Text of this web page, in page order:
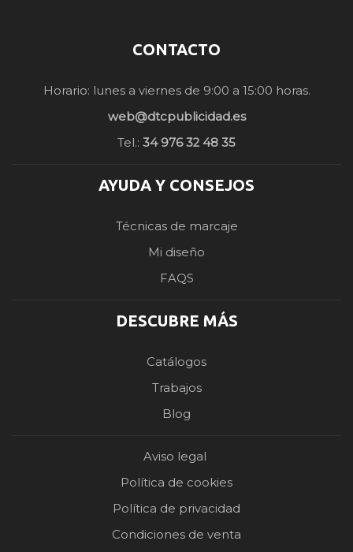
CONTACTO
Horario: lunes a viernes de 9:00 a 15:00 horas.
web@dtcpublicidad.es
Tel.: 34 976 32 48 35
AYUDA Y CONSEJOS
Técnicas de marcaje
Mi diseño
FAQS
DESCUBRE MÁS
Catálogos
Trabajos
Blog
Aviso legal
Política de cookies
Política de privacidad
Condiciones de venta